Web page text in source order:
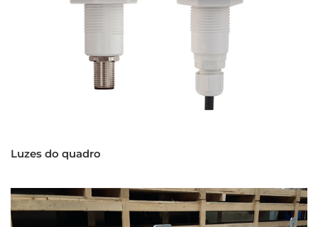
Luzes do quadro